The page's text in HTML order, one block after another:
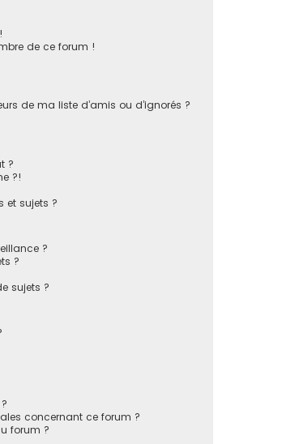
de ce forum !
de ma liste d’amis ou d’ignorés ?
?
?!
et sujets ?
?
?
sujets ?
concernant ce forum ?
forum ?